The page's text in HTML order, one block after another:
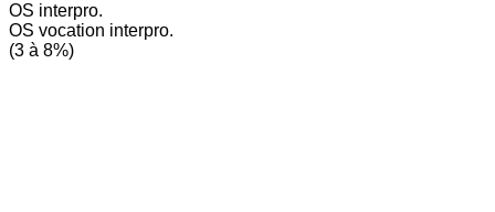
OS interpro.
OS vocation interpro.
(3 à 8%)